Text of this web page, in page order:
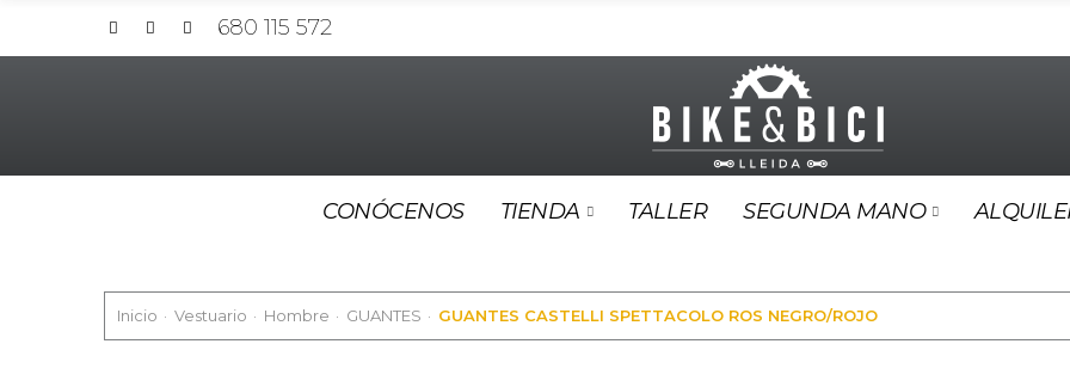
680 115 572
CONÓCENOS TIENDA TALLER SEGUNDA MANO
Inicio Vestuario Hombre GUANTES GUANTES CASTELLI SPETTACOLO ROS NEGRO/ROJO